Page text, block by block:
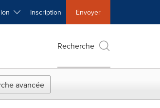
Inscription Envoyer
Recherche
avancée